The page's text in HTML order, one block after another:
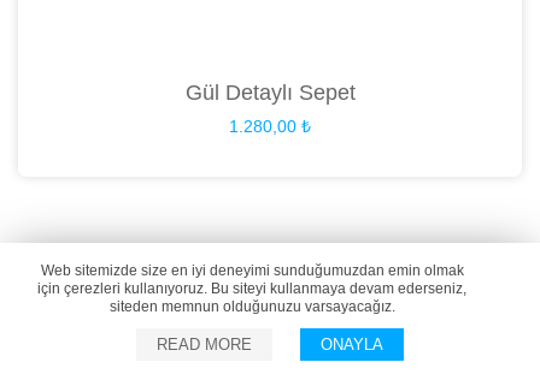
Gül Detaylı Sepet
1.280,00 ₺
Web sitemizde size en iyi deneyimi sunduğumuzdan emin olmak
için çerezleri kullanıyoruz. Bu siteyi kullanmaya devam ederseniz,
siteden memnun olduğunuzu varsayacağız.
READ MORE ONAYLA